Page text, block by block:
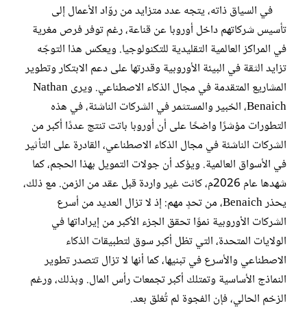
في السياق ذاته، يتجه عدد متزايد من روّاد الأعمال إلى
تأسيس شركاتهم داخل أوروبا عن قناعة، رغم توفر فرص مغرية
في المراكز العالمية التقليدية للتكنولوجيا. ويعكس هذا التوجّه
تزايد الثقة في البيئة الأوروبية وقدرتها على دعم الابتكار وتطوير
المشاريع المتقدمة في مجال الذكاء الاصطناعي. ويرى Nathan
Benaich، الخبير والمستثمر في الشركات الناشئة، في هذه
التطورات مؤشرًا واضحًا على أن أوروبا باتت تنتج عددًا أكبر من
الشركات الناشئة في مجال الذكاء الاصطناعي، القادرة على التأثير
في الأسواق العالمية. ويؤكد أن جولات التمويل بهذا الحجم، كما
شهدها عام 2026م، كانت غير واردة قبل عقد من الزمن. مع ذلك،
يحذر Benaich، من تحدٍ مهم: إذ لا تزال العديد من أسرع
الشركات الأوروبية نموًا تحقق الجزء الأكبر من إيراداتها في
الولايات المتحدة، التي تظل أكبر سوق لتطبيقات الذكاء
الاصطناعي والأسرع في تبنيها، كما أنها لا تزال تتصدر تطوير
النماذج الأساسية وتمتلك أكبر تجمعات رأس المال. وبذلك، ورغم
الزخم الحالي، فإن الفجوة لم تُغلق بعد.